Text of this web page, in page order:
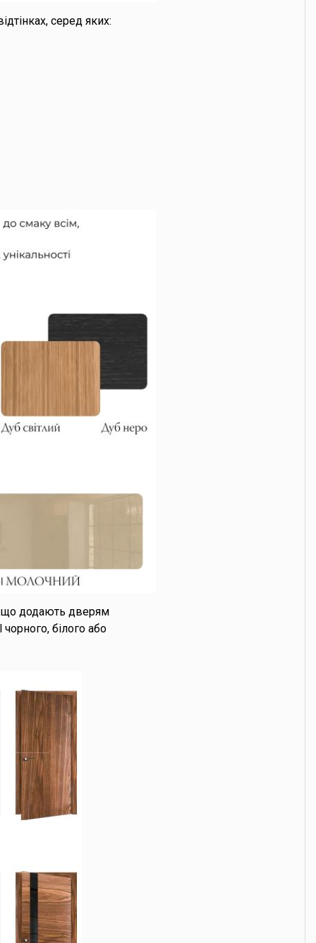
серед яких:
що додають дверям
білого або